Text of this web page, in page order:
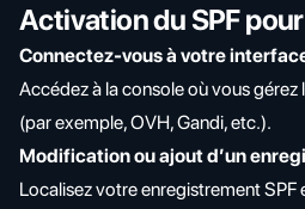
Activation du SPF
Connectez-vous à votre
Accédez à la console où vous
(par exemple, OVH, Gandi, etc.).
Modification ou ajout d’un
Localisez votre enregistrement